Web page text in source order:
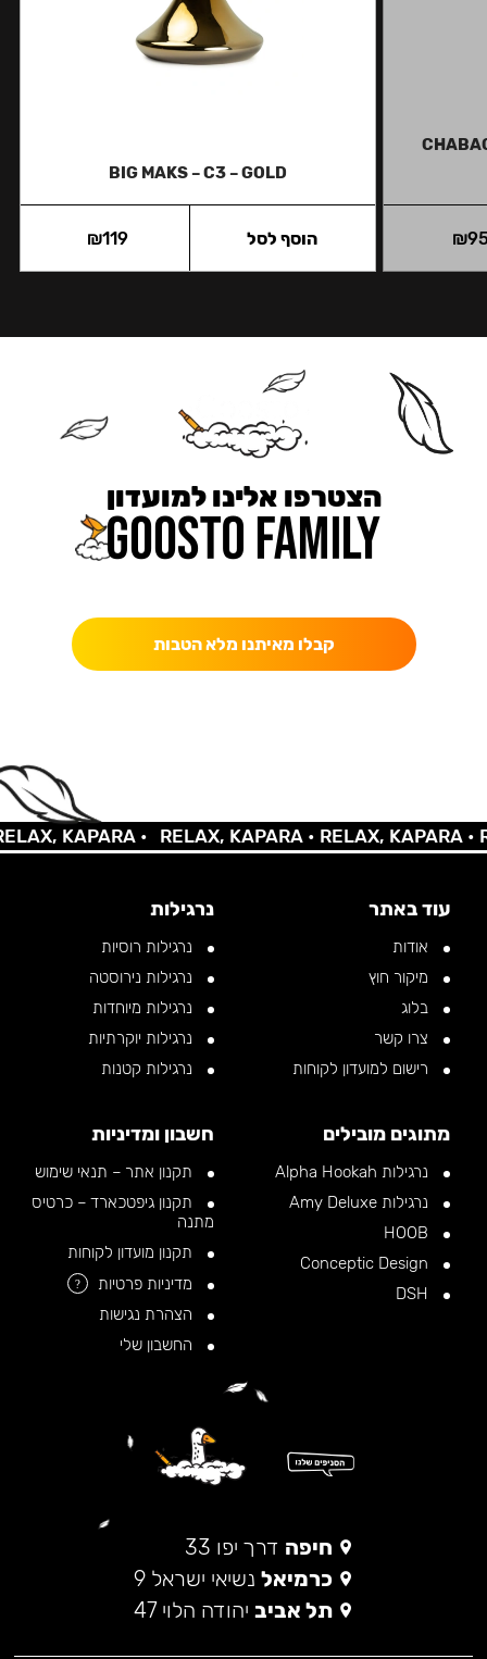
₪
BIG MAKS – C3 – GOLD
₪119 הוסף לסל
הצטרפו אלינו למועדון
קבלו מאיתנו מלא הטבות
KAPARA • RELAX, KAPARA •RELAX, KAPARA •
עוד באתר
אודות
מיקור חוץ
בלוג
צרו קשר
רישום למועדון לקוחות
נרגילות
נרגילות רוסיות
נרגילות נירוסטה
נרגילות מיוחדות
נרגילות יוקרתיות
נרגילות קטנות
מתוגים מובילים
נרגילות Alpha Hookah
נרגילות Amy Deluxe
חשבון ומדיניות
תקנון אתר – תנאי שימוש
תקנון גיפטכארד – כרטיס
מתנה
תקנון מועדון לקוחות
מדיניות פרטיות
?
הצהרת נגישות
החשבון שלי
חיפה דרך יפו 33
כרמיאל נשיאי ישראל 9
תל אביב יהודה הלוי 47